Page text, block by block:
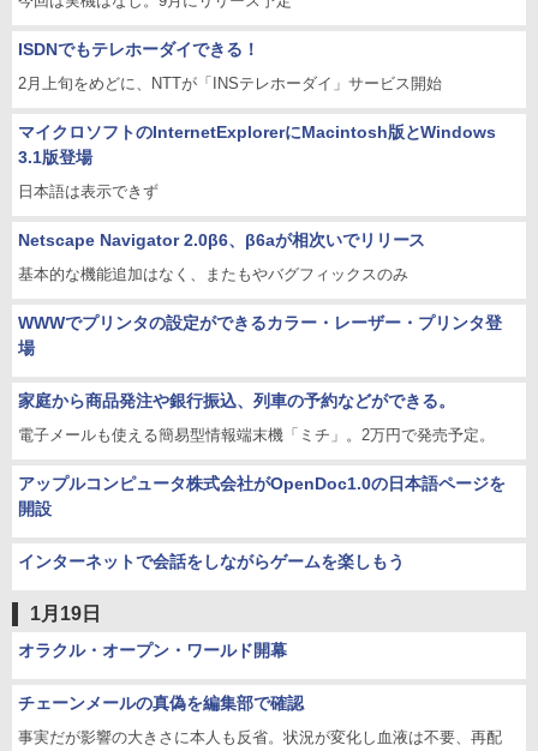
ISDNでもテレホーダイできる！
2月上旬をめどに、NTTが「INSテレホーダイ」サービス開始
マイクロソフトのInternetExplorerにMacintosh版とWindows
3.1版登場
日本語は表示できず
Netscape Navigator 2.0β6、β6aが相次いでリリース
基本的な機能追加はなく、またもやバグフィックスのみ
WWWでプリンタの設定ができるカラー・レーザー・プリンタ登
場
家庭から商品発注や銀行振込、列車の予約などができる。
電子メールも使える簡易型情報端末機「ミチ」。2万円で発売予定。
アップルコンピュータ株式会社がOpenDoc1.0の日本語ページを
開設
インターネットで会話をしながらゲームを楽しもう
1月19日
オラクル・オープン・ワールド開幕
チェーンメールの真偽を編集部で確認
事実だが影響の大きさに本人も反省。状況が変化し血液は不要、再配